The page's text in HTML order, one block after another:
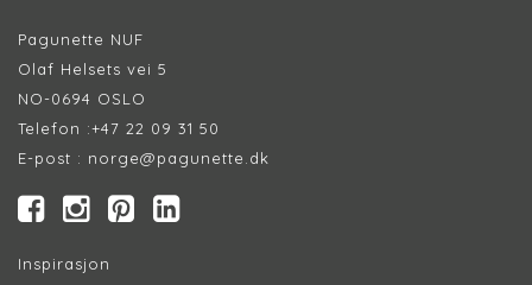
Pagunette NUF
Olaf Helsets vei 5
NO-0694 OSLO
Telefon :+47 22 09 31 50
E-post : norge@pagunette.dk
Inspirasjon